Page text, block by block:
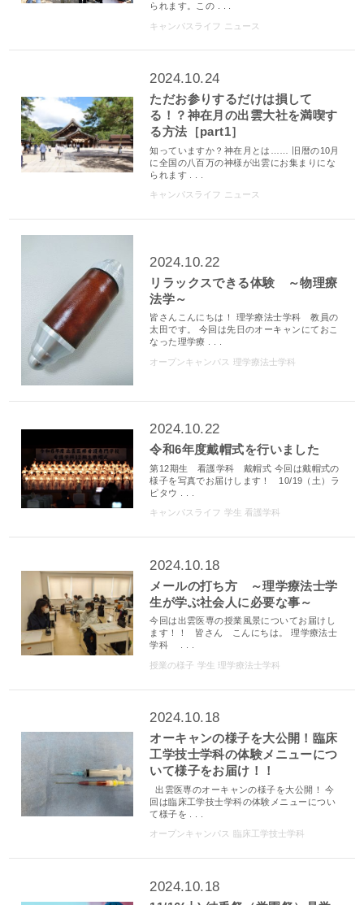
られます。この . . .
キャンパスライフ ニュース
2024.10.24
ただお参りするだけは損して
る！？神在月の出雲大社を満喫す
る方法［part1］
知っていますか？神在月とは…… 旧暦の10月
に全国の八百万の神様が出雲にお集まりにな
られます . . .
キャンパスライフ ニュース
2024.10.22
リラックスできる体験 ～物理療
法学～
皆さんこんにちは！ 理学療法士学科 教員の
太田です。 今回は先日のオーキャンにておこ
なった理学療 . . .
オープンキャンパス 理学療法士学科
2024.10.22
令和6年度戴帽式を行いました
第12期生 看護学科 戴帽式 今回は戴帽式の
様子を写真でお届けします！ 10/19（土）ラ
ピタウ . . .
キャンパスライフ 学生 看護学科
2024.10.18
メールの打ち方 ～理学療法士学
生が学ぶ社会人に必要な事～
今回は出雲医専の授業風景についてお届けし
ます！！ 皆さん こんにちは。 理学療法士
学科 . . .
授業の様子 学生 理学療法士学科
2024.10.18
オーキャンの様子を大公開！臨床
工学技士学科の体験メニューにつ
いて様子をお届け！！
出雲医専のオーキャンの様子を大公開！ 今
回は臨床工学技士学科の体験メニューについ
て様子を . . .
オープンキャンパス 臨床工学技士学科
2024.10.18